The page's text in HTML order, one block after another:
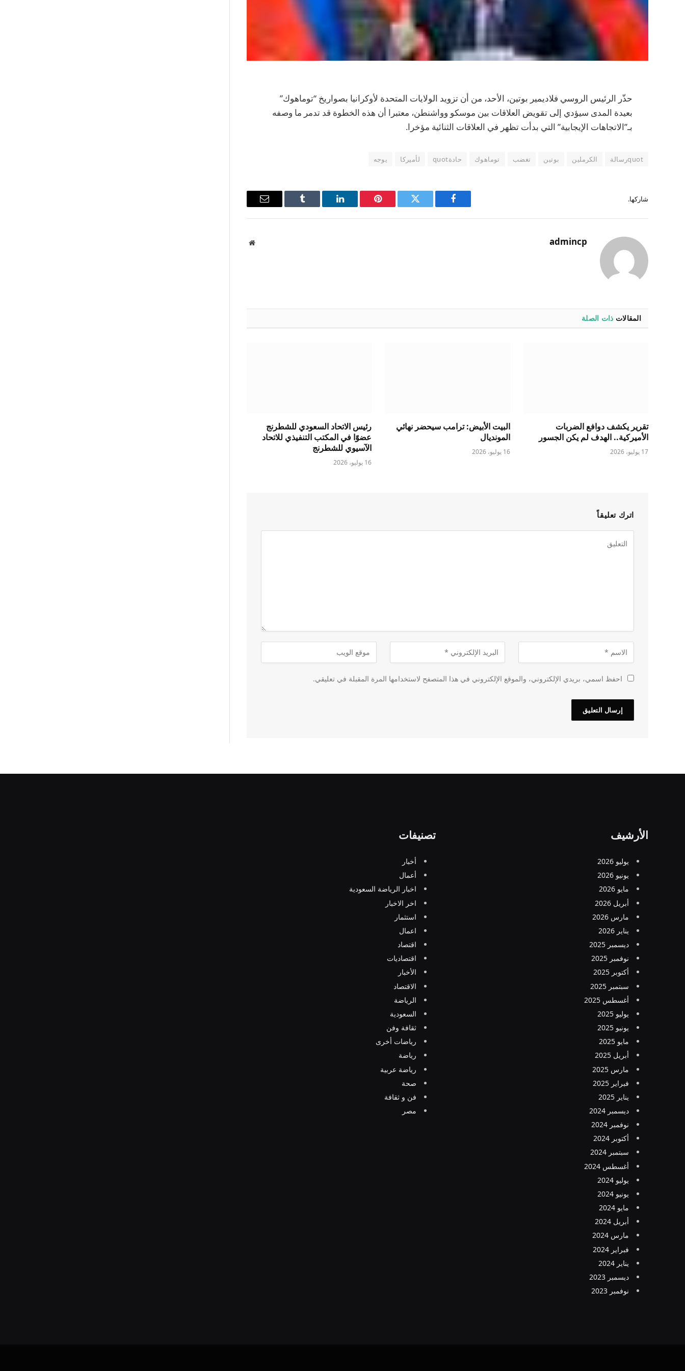
حذّر الرئيس الروسي فلاديمير بوتين، الأحد، من أن تزويد الولايات المتحدة لأوكرانيا بصواريخ “توماهوك”
بعيدة المدى سيؤدي إلى تقويض العلاقات بين موسكو وواشنطن، معتبرا أن هذه الخطوة قد تدمر ما وصفه
بـ”الاتجاهات الإيجابية” التي بدأت تظهر في العلاقات الثنائية مؤخرا.
quotرسالة الكرملين بوتين تغضب توماهوك حادةquot لأميركا يوجه
شاركها.
فيسبوك
تويتر بينتيريستلينكدإن Tumblr
البريد
admincp
موقع
المقالات ذات الصلة
تقرير يكشف دوافع الضربات
الأميركية.. الهدف لم يكن الجسور
17 يوليو، 2026
البيت الأبيض: ترامب سيحضر نهائي
المونديال
16 يوليو، 2026
رئيس الاتحاد السعودي للشطرنج
عضوًا في المكتب التنفيذي للاتحاد
الآسيوي للشطرنج
16 يوليو، 2026
اترك تعليقاً
احفظ اسمي، بريدي الإلكتروني، والموقع الإلكتروني في هذا المتصفح لاستخدامها المرة المقبلة في تعليقي.
الأرشيف
يوليو 2026
يونيو 2026
مايو 2026
أبريل 2026
مارس 2026
يناير 2026
ديسمبر 2025
نوفمبر 2025
أكتوبر 2025
سبتمبر 2025
أغسطس 2025
يوليو 2025
يونيو 2025
مايو 2025
أبريل 2025
مارس 2025
فبراير 2025
يناير 2025
ديسمبر 2024
نوفمبر 2024
أكتوبر 2024
سبتمبر 2024
أغسطس 2024
يوليو 2024
يونيو 2024
مايو 2024
أبريل 2024
مارس 2024
فبراير 2024
يناير 2024
ديسمبر 2023
نوفمبر 2023
تصنيفات
أخبار
أعمال
اخبار الرياضة السعودية
اخر الاخبار
استثمار
اعمال
اقتصاد
اقتصاديات
الأخبار
الاقتصاد
الرياضة
السعودية
ثقافة وفن
رياضات أخرى
رياضة
رياضة عربية
صحة
فن و ثقافة
مصر